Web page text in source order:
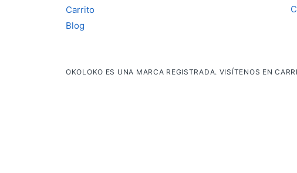
Carrito
Blog
OKOLOKO ES UNA MARCA REGISTRADA. VISÍTENOS EN